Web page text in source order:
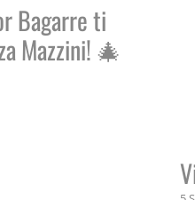
Bagarre ti
Mazzini! 🎄